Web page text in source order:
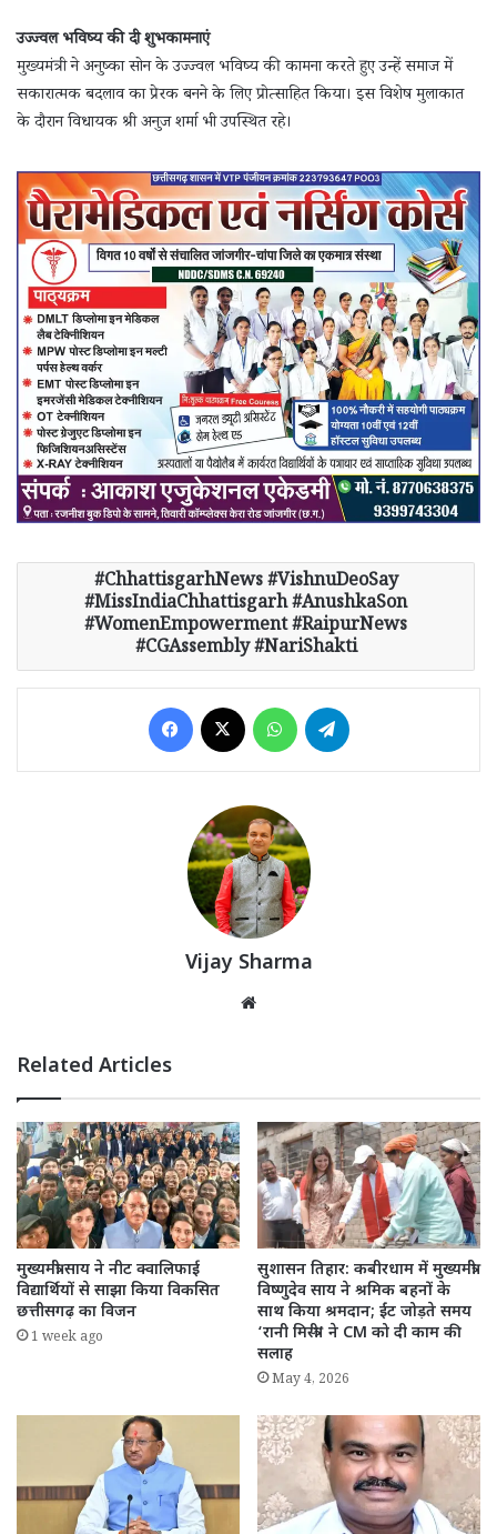
उज्ज्वल भविष्य की दी शुभकामनाएं
मुख्यमंत्री ने अनुष्का सोन के उज्ज्वल भविष्य की कामना करते हुए उन्हें समाज में
सकारात्मक बदलाव का प्रेरक बनने के लिए प्रोत्साहित किया। इस विशेष मुलाकात
के दौरान विधायक श्री अनुज शर्मा भी उपस्थित रहे।
ChhattisgarhNews #VishnuDeoSay
#MissIndiaChhattisgarh #AnushkaSon
#WomenEmpowerment #RaipurNews
#CGAssembly #NariShakti
Facebook WhatsApp
Vijay Sharma
Related Articles
मुख्यमंत्री साय ने नीट क्वालिफाई
विद्यार्थियों से साझा किया विकसित
छत्तीसगढ़ का विजन
1 week ago
सुशासन तिहार: कबीरधाम में मुख्यमंत्री
विष्णुदेव साय ने श्रमिक बहनों के
साथ किया श्रमदान; ईंट जोड़ते समय
‘रानी मिस्त्री’ ने CM को दी काम की
सलाह
May 4, 2026